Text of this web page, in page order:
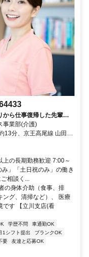
から仕事復帰した先輩や
事業部(介護)
13分、京王高尾線 山田
徒歩約27分 車・バイク
の長期勤務歓迎 7:00～
」「土日祝のみ」の働き
相談く...
の身体介助（食事、排
ング、清掃など）、 医療
です 【立川支店(看
学歴不問
車通勤OK
1シフト提出
ブランクOK
要
友達と応募OK